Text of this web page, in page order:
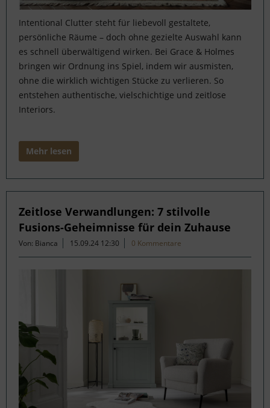
Intentional Clutter steht für liebevoll gestaltete,
persönliche Räume – doch ohne gezielte Auswahl kann
es schnell überwältigend wirken. Bei Grace & Holmes
bringen wir Ordnung ins Spiel, indem wir ausmisten,
ohne die wirklich wichtigen Stücke zu verlieren. So
entstehen authentische, vielschichtige und zeitlose
Interiors.
Mehr lesen
Zeitlose Verwandlungen: 7 stilvolle
Fusions-Geheimnisse für dein Zuhause
Von: Bianca 15.09.24 12:30 0 Kommentare